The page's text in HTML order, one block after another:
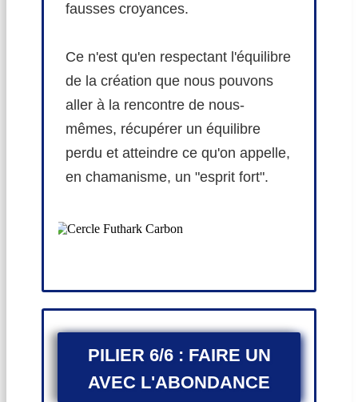
fausses croyances.
Ce n'est qu'en respectant l'équilibre
de la création que nous pouvons
aller à la rencontre de nous-
mêmes, récupérer un équilibre
perdu et atteindre ce qu'on appelle,
en chamanisme, un "esprit fort".
PILIER 6/6 : FAIRE UN
AVEC L'ABONDANCE